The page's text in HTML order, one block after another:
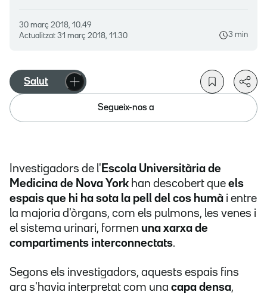
30 març 2018, 10.49
Actualitzat 31 març 2018, 11.30 3 min
Salut
Segueix-nos a
Investigadors de l' Escola Universitària de
Medicina de Nova York han descobert que els
espais que hi ha sota la pell del cos humà i entre
la majoria d'òrgans, com els pulmons, les venes i
el sistema urinari, formen una xarxa de
compartiments interconnectats.
Segons els investigadors, aquests espais fins
ara s'havia interpretat com una capa densa,